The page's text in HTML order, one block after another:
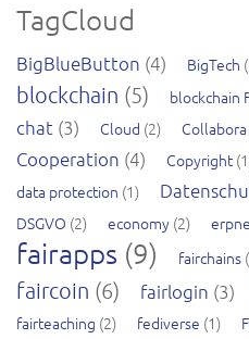
TagCloud
BigBlueButton (4) BigTech
blockchain (5) blockchain
chat (3) Cloud (2) Collabora
Cooperation (4) Copyright
data protection (1)
DSGVO (2) economy (2)
fairapps (9) fairchains
faircoin (6) fairlogin (3)
fairteaching (2) fediverse (1)